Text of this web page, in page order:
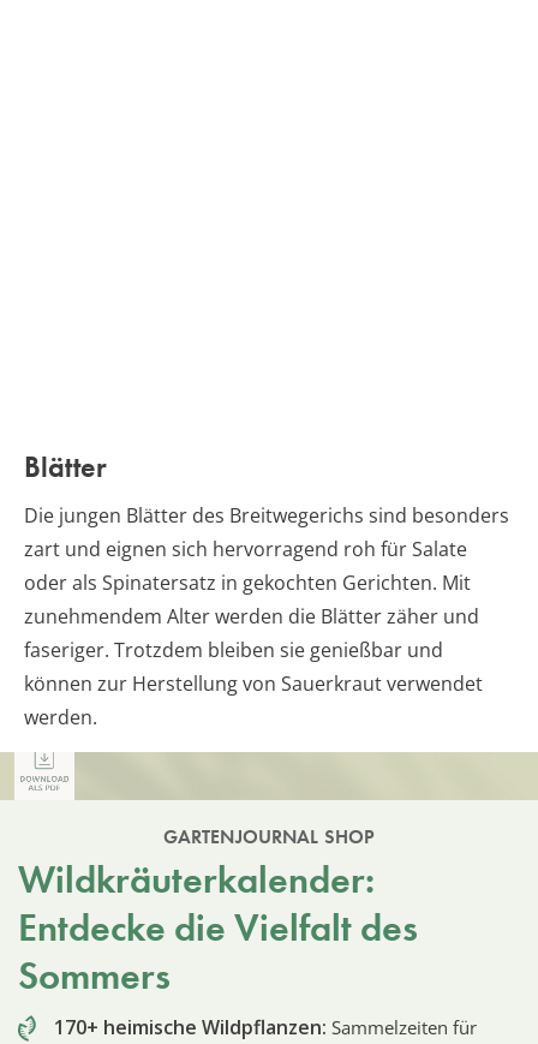
Blätter
Die jungen Blätter des Breitwegerichs sind besonders
zart und eignen sich hervorragend roh für Salate
oder als Spinatersatz in gekochten Gerichten. Mit
zunehmendem Alter werden die Blätter zäher und
faseriger. Trotzdem bleiben sie genießbar und
können zur Herstellung von Sauerkraut verwendet
werden.
GARTENJOURNAL SHOP
Wildkräuterkalender:
Entdecke die Vielfalt des
Sommers
170+ heimische Wildpflanzen: Sammelzeiten für